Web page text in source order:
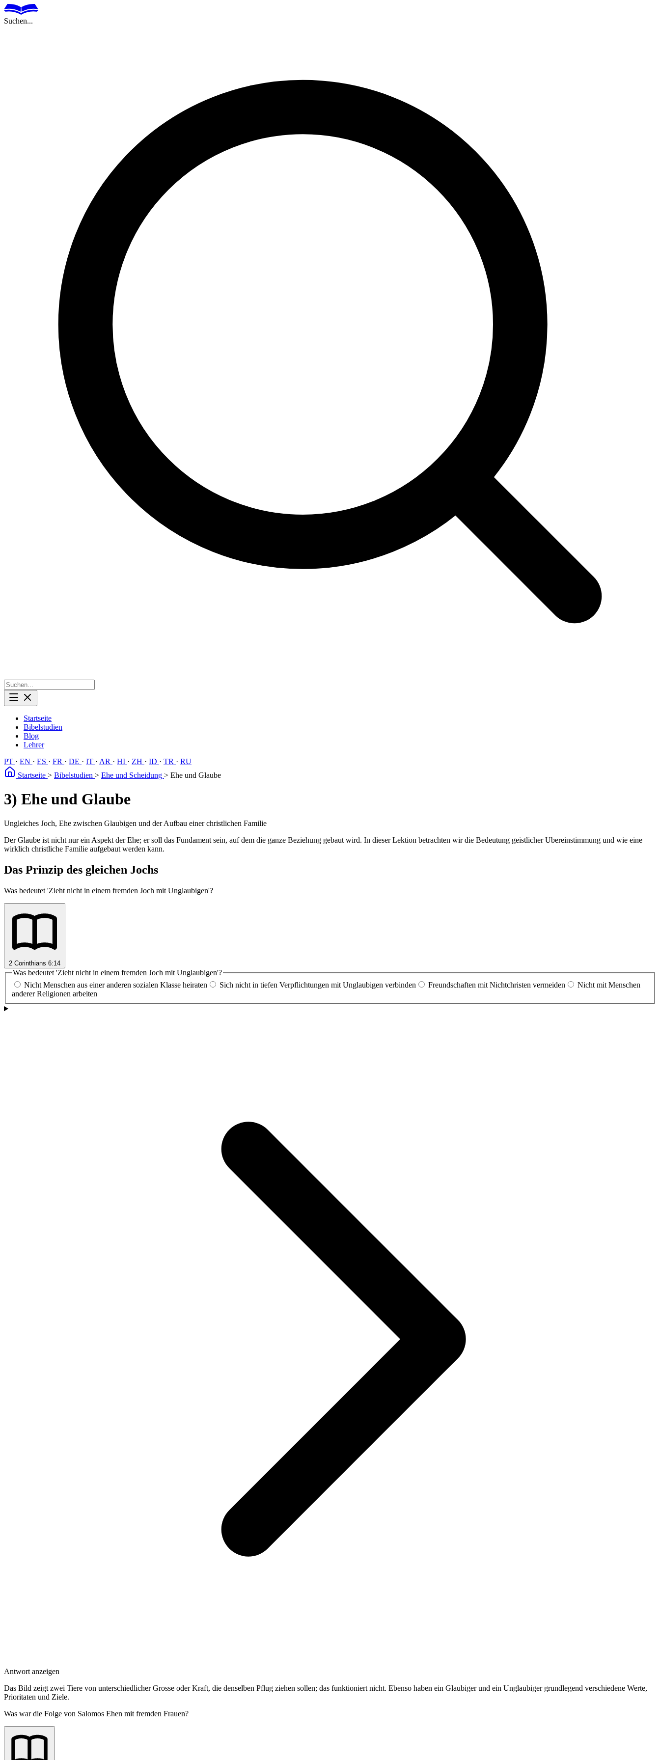
Suchen...
Startseite
Bibelstudien
Blog
Lehrer
PT · EN · ES · FR · DE · IT · AR · HI · ZH · ID · TR · RU
Startseite > Bibelstudien > Ehe und Scheidung > Ehe und Glaube
3) Ehe und Glaube
Ungleiches Joch, Ehe zwischen Glaubigen und der Aufbau einer christlichen Familie
Der Glaube ist nicht nur ein Aspekt der Ehe; er soll das Fundament sein, auf dem die ganze Beziehung gebaut wird. In dieser Lektion betrachten wir die Bedeutung geistlicher Ubereinstimmung und wie eine
wirklich christliche Familie aufgebaut werden kann.
Das Prinzip des gleichen Jochs
Was bedeutet 'Zieht nicht in einem fremden Joch mit Unglaubigen'?
2 Corinthians 6:14
Was bedeutet 'Zieht nicht in einem fremden Joch mit Unglaubigen'?
Nicht Menschen aus einer anderen sozialen Klasse heiraten
Sich nicht in tiefen Verpflichtungen mit Unglaubigen verbinden Freundschaften mit Nichtchristen vermeiden
Nicht mit Menschen
anderer Religionen arbeiten
Antwort anzeigen
Das Bild zeigt zwei Tiere von unterschiedlicher Grosse oder Kraft, die denselben Pflug ziehen sollen; das funktioniert nicht. Ebenso haben ein Glaubiger und ein Unglaubiger grundlegend verschiedene Werte,
Prioritaten und Ziele.
Was war die Folge von Salomos Ehen mit fremden Frauen?